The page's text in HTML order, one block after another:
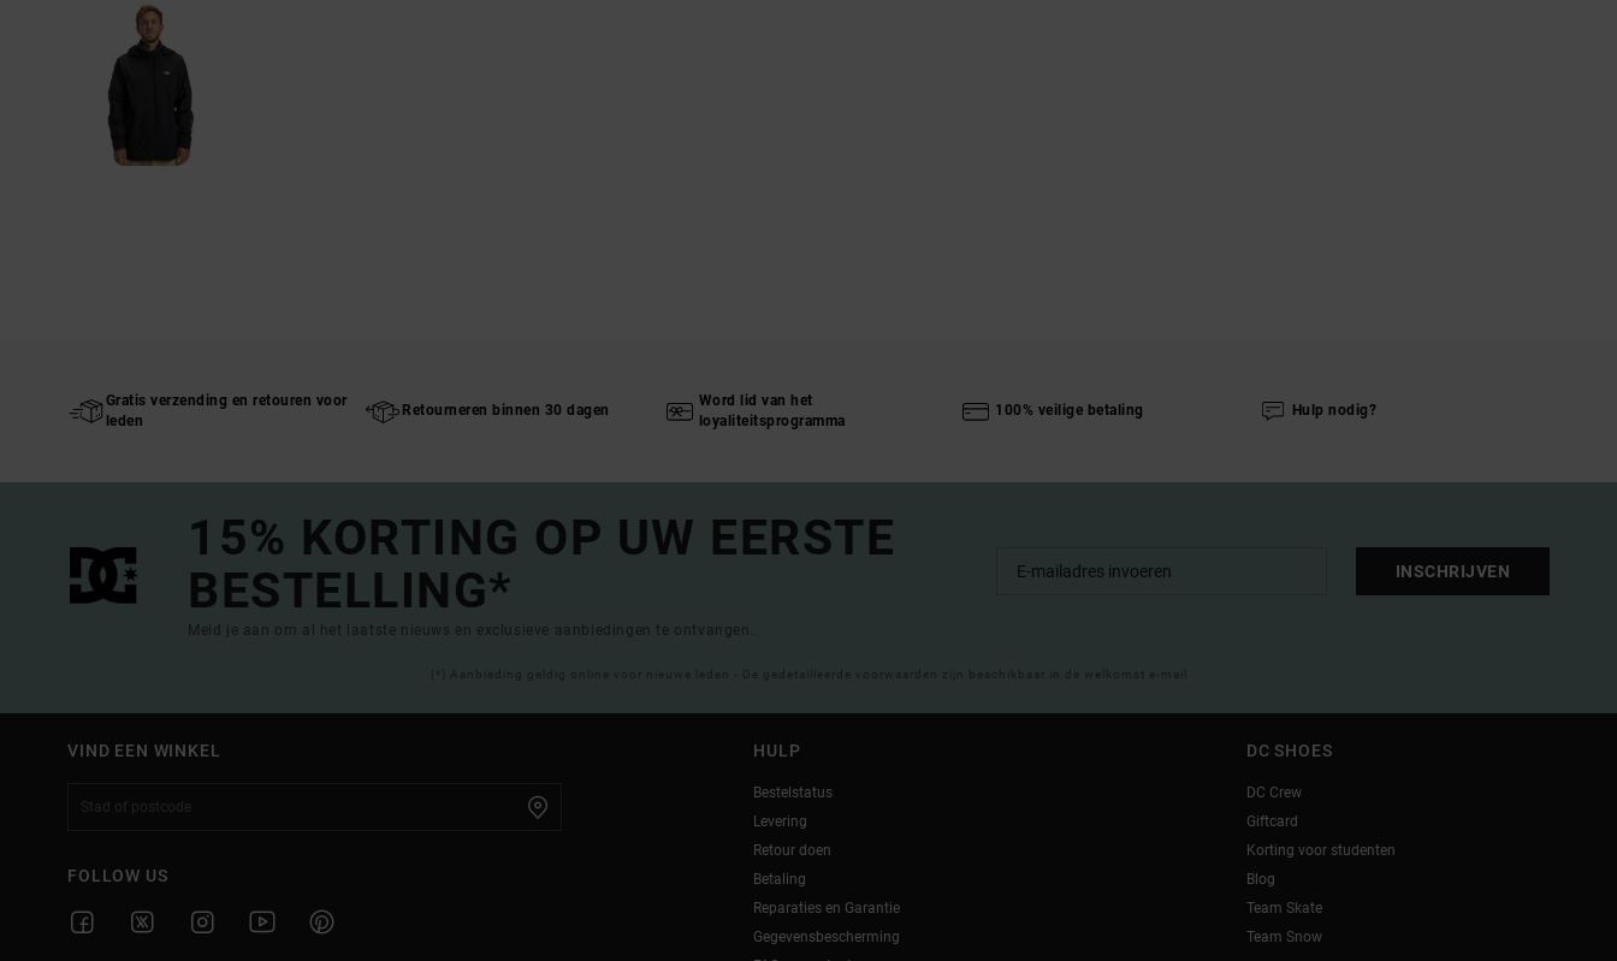
Gratis verzending en retouren voor
leden
Retourneren binnen 30 dagen
Word lid van het
loyaliteitsprogramma
100% veilige betaling Hulp nodig?
15% KORTING OP UW EERSTE
BESTELLING*
Meld je aan om al het laatste nieuws en exclusieve aanbiedingen te ontvangen.
INSCHRIJVEN
(*) Aanbieding geldig online voor nieuwe leden - De gedetailleerde voorwaarden zijn beschikbaar in de welkomst e-mail
VIND EEN WINKEL
FOLLOW US
HULP
Bestelstatus
Levering
Retour doen
Betaling
Reparaties en Garantie
Gegevensbescherming
DC SHOES
DC Crew
Giftcard
Korting voor studenten
Blog
Team Skate
Team Snow